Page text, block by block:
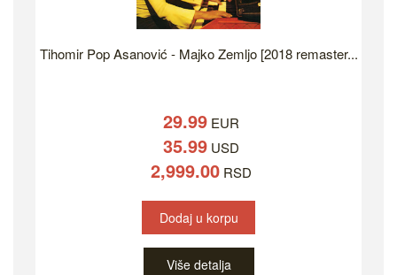
Tihomir Pop Asanović - Majko Zemljo [2018 remaster...
29.99EUR
35.99USD
2,999.00RSD
Dodaj u korpu
Više detalja